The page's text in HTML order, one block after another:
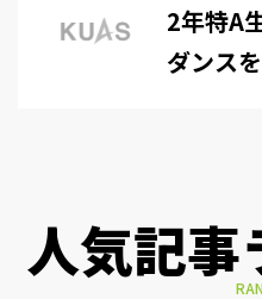
2年特A
ダンス
人気記事